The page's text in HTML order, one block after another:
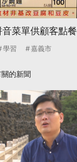
菜單供顧客點餐
學習 嘉義市
的新聞